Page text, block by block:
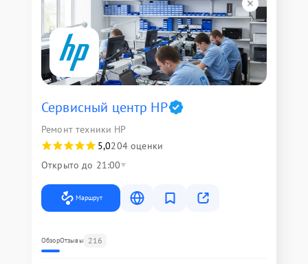
Сервисный центр HP
Ремонт техники HP
5,0204 оценки
Открыто до 21:00
Маршрут
ОбзорОтзывы 216